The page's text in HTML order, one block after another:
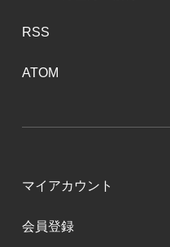
RSS
ATOM
マイアカウント
会員登録